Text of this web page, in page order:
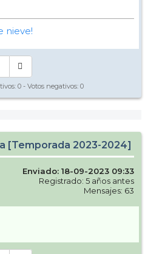
nieve!
0 - Votos negativos: 0
[Temporada 2023-2024]
Enviado: 18-09-2023 09:33
Registrado: 5 años antes
Mensajes: 63